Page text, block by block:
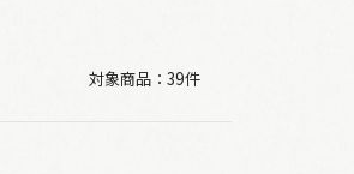
対象商品： 39件